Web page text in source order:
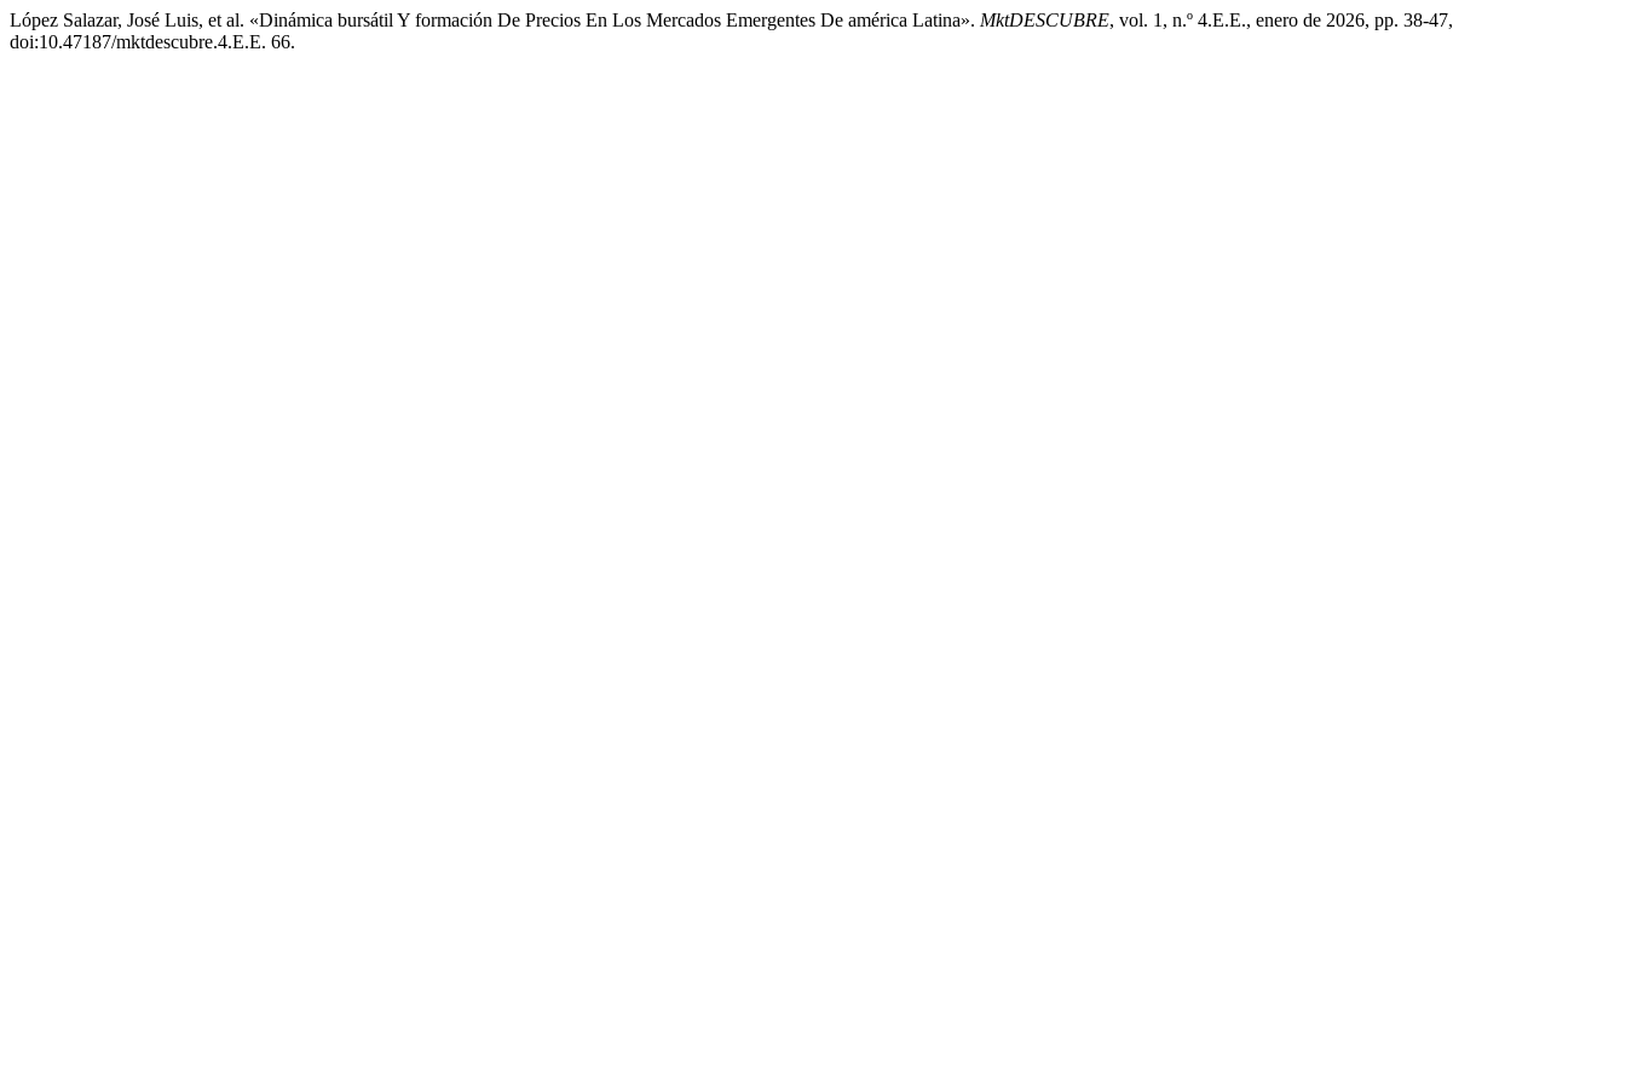
López Salazar, José Luis, et al. «Dinámica bursátil Y formación De Precios En Los Mercados Emergentes De américa Latina». MktDESCUBRE, vol. 1, n.º 4.E.E., enero de 2026, pp. 38-47,
doi:10.47187/mktdescubre.4.E.E. 66.